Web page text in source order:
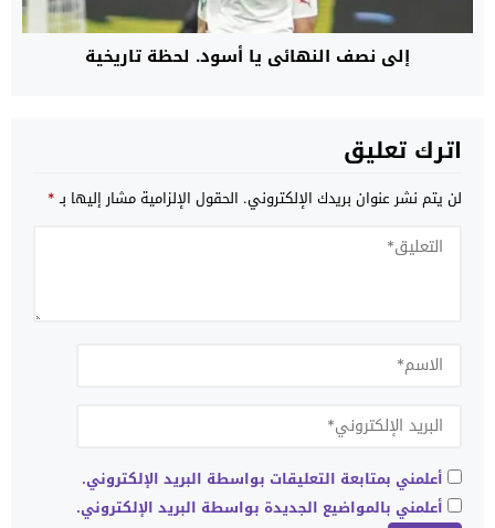
إلى نصف النهائي يا أسود. لحظة تاريخية
اترك تعليق
لن يتم نشر عنوان بريدك الإلكتروني. الحقول الإلزامية مشار إليها بـ*
أعلمني بمتابعة التعليقات بواسطة البريد الإلكتروني.
أعلمني بالمواضيع الجديدة بواسطة البريد الإلكتروني.